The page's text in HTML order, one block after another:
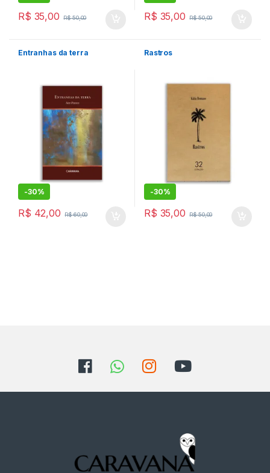
R$ 35,00 R$50,00 R$ 35,00 R$50,00
Entranhas da terra
-30%
R$ 42,00 R$60,00
Rastros
-30%
R$ 35,00 R$50,00